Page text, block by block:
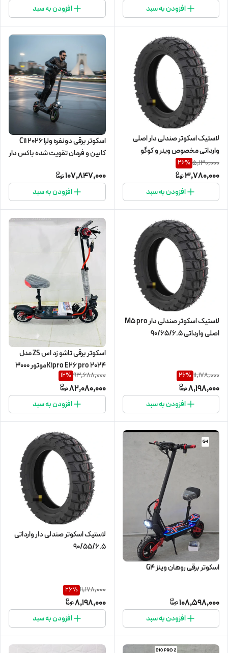
افزودن به سبد افزودن به سبد
لاستیک اسکوتر صندلی دار اصلی
وارداتی مخصوص وینر و کوگو
5,130,000
26%
3,780,000
افزودن به سبد
اسکوتر برقی دونفره ولرا C11 2026
کابین و فرمان تقویت شده باکس دار
107,847,000
افزودن به سبد
لاستیک اسکوتر صندلی دار M5 pro
اصلی وارداتی 90/65/6.5
11,178,000
26%
8,198,000
افزودن به سبد
اسکوتر برقی تاشو زد اس ZS مدل
K1pro E26 pro 2024موتور ۳۰۰۰
وات
93,688,000
12%
82,080,000
افزودن به سبد
اسکوتر برقی روهان وینز G4
108,598,000
افزودن به سبد
لاستیک اسکوتر صندلی دار وارداتی
90/55/6.5
11,178,000
26%
8,198,000
افزودن به سبد